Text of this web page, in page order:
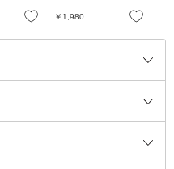
お気に入り
￥1,980